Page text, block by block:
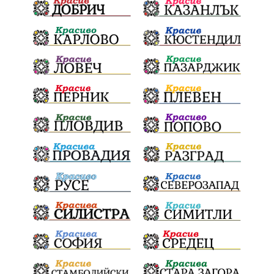
ВСС СъдебнаРеформа Шантаж
ПолитическиНатиск ЗаплахаЗаАрест
ПартияВеличие ЕкатеринаДафовска Тракия
ПТП Сливен КварталРечица Данъци
ПътнаИнфраструктура Асфалт
БрашноСтоименов ИстинскиХляб
БългарскоКачество Запис
ПолитическоЗадкулисие Микродрон
КомарДрон КитайскаТехнология
ВоенниТехнологии Наркотици